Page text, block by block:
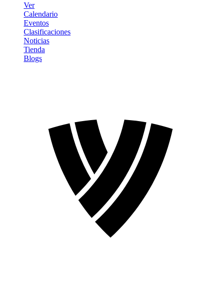
Ver
Calendario
Eventos
Clasificaciones
Noticias
Tienda
Blogs